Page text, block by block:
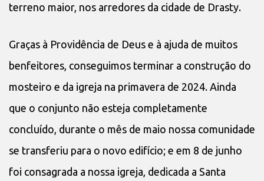
terreno maior, nos arredores da cidade de Drasty.
Graças à Providência de Deus e à ajuda de muitos
benfeitores, conseguimos terminar a construção do
mosteiro e da igreja na primavera de 2024. Ainda
que o conjunto não esteja completamente
concluído, durante o mês de maio nossa comunidade
se transferiu para o novo edifício; e em 8 de junho
foi consagrada a nossa igreja, dedicada a Santa